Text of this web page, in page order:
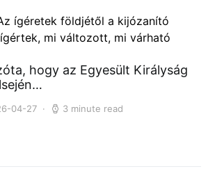
hogy az Egyesült Királyság
04-27 3 minute read